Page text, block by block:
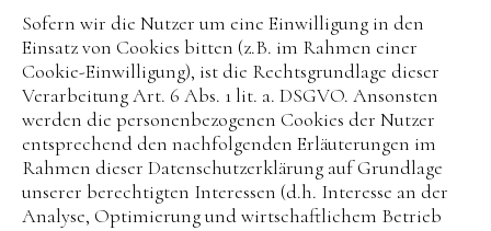
Sofern wir die Nutzer um eine Einwilligung in den
Einsatz von Cookies bitten (z.B. im Rahmen einer
Cookie-Einwilligung), ist die Rechtsgrundlage dieser
Verarbeitung Art. 6 Abs. 1 lit. a. DSGVO. Ansonsten
werden die personenbezogenen Cookies der Nutzer
entsprechend den nachfolgenden Erläuterungen im
Rahmen dieser Datenschutzerklärung auf Grundlage
unserer berechtigten Interessen (d.h. Interesse an der
Analyse, Optimierung und wirtschaftlichem Betrieb